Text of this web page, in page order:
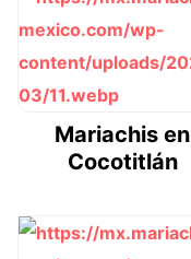
Mariachis en
Cocotitlán